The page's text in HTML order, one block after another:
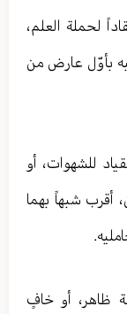
لحملة العلم،
بأوّل عارض من
للشهوات، أو
أقرب شبهاً بهما
ظاهر، أو خافٍ